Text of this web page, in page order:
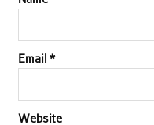
Email *
Website